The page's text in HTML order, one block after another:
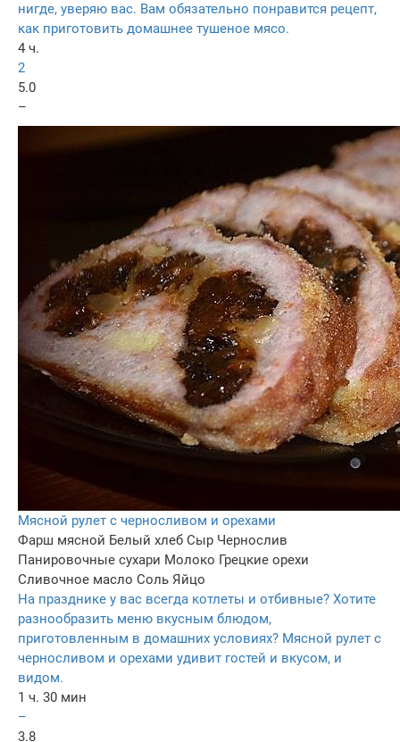
нигде, уверяю вас. Вам обязательно понравится рецепт,
как приготовить домашнее тушеное мясо.
4 ч.
2
5.0
–
Мясной рулет с черносливом и орехами
Фарш мясной Белый хлеб Сыр Чернослив
Панировочные сухари Молоко Грецкие орехи
Сливочное масло Соль Яйцо
На празднике у вас всегда котлеты и отбивные? Хотите
разнообразить меню вкусным блюдом,
приготовленным в домашних условиях? Мясной рулет с
черносливом и орехами удивит гостей и вкусом, и
видом.
1 ч. 30 мин
–
3.8